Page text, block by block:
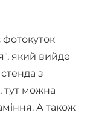
який вийде
з
тут можна
А також